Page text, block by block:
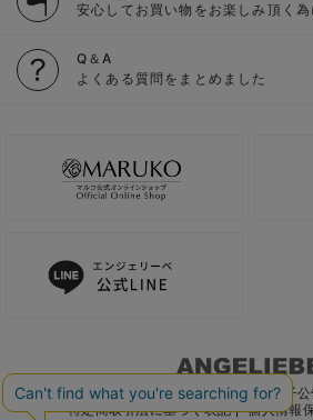
安心してお買い物をお楽しみ頂く為
Q＆A
よくある質問をまとめました
ご利用ガイド 会社概要 電子
特定商取引法に基づく表記
個人情報